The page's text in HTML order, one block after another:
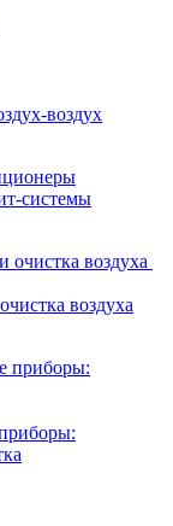
воздух
системы
воздуха
воздуха
приборы: